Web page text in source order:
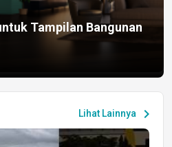
Tampilan Bangunan
Lihat Lainnya chevron_right